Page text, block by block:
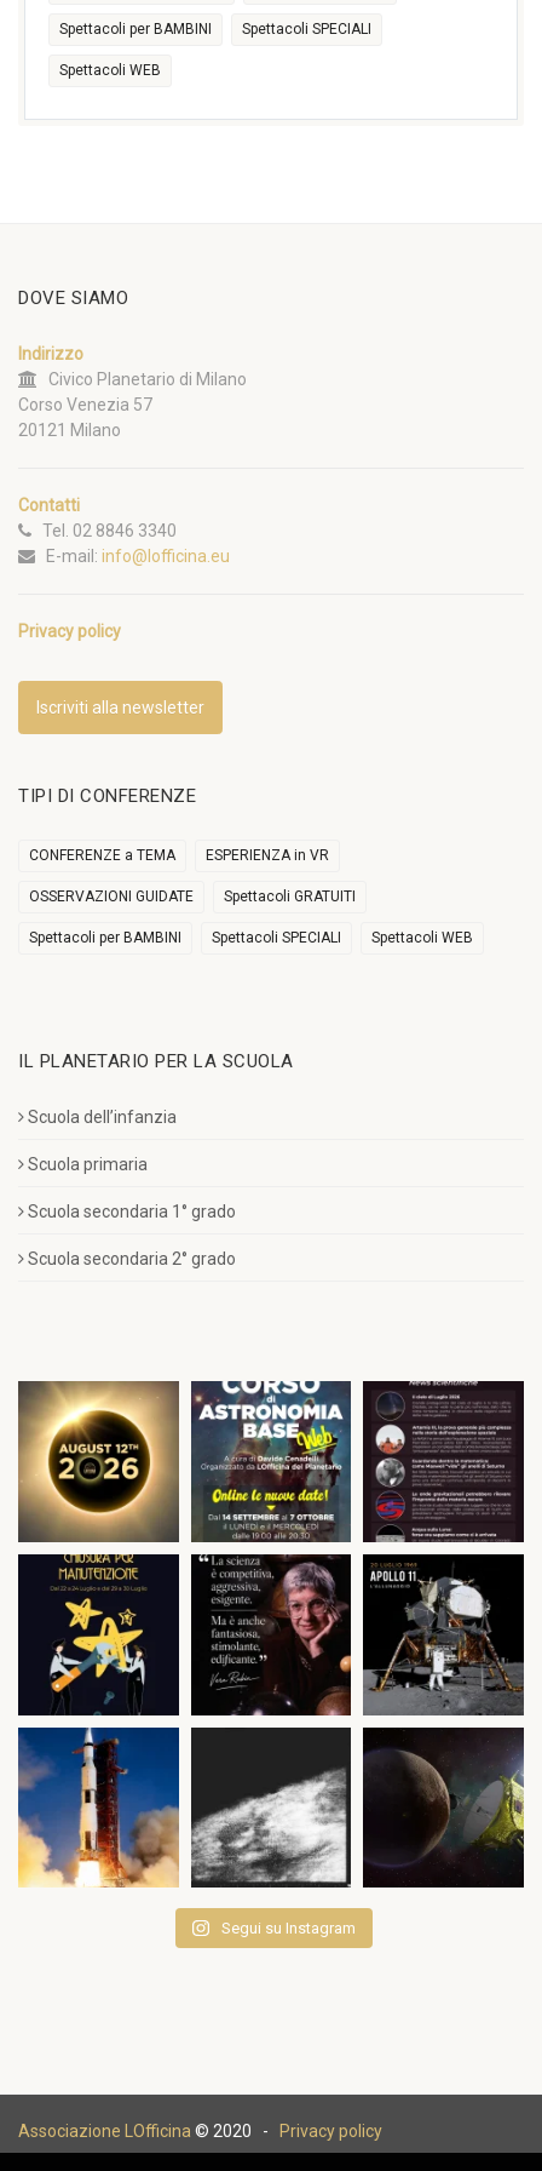
Spettacoli per BAMBINI Spettacoli SPECIALI
Spettacoli WEB
DOVE SIAMO
Indirizzo
Civico Planetario di Milano
Corso Venezia 57
20121 Milano
Contatti
Tel. 02 8846 3340
E-mail: info@lofficina.eu
Privacy policy
Iscriviti alla newsletter
TIPI DI CONFERENZE
CONFERENZE a TEMA ESPERIENZA in VR
OSSERVAZIONI GUIDATE Spettacoli GRATUITI
Spettacoli per BAMBINI Spettacoli SPECIALI Spettacoli WEB
IL PLANETARIO PER LA SCUOLA
Scuola dell’infanzia
Scuola primaria
Scuola secondaria 1° grado
Scuola secondaria 2° grado
Segui su Instagram
Associazione LOfficina © 2020 - Privacy policy